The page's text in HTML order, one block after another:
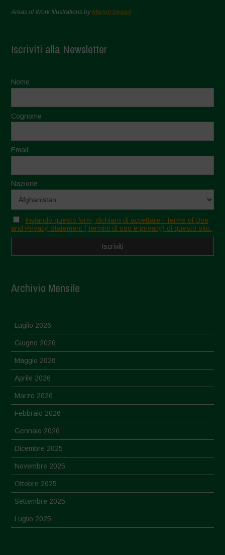
Areas of Work Illustrations byMarion Bessol
Iscriviti alla Newsletter
Nome
Cognome
Email
Nazione
Inviando questo form, dichiaro di accettare i Terms of Use
and Privacy Statement (Termini di uso e privacy) di questo sito.
Archivio Mensile
Luglio 2026
Giugno 2026
Maggio 2026
Aprile 2026
Marzo 2026
Febbraio 2026
Gennaio 2026
Dicembre 2025
Novembre 2025
Ottobre 2025
Settembre 2025
Luglio 2025